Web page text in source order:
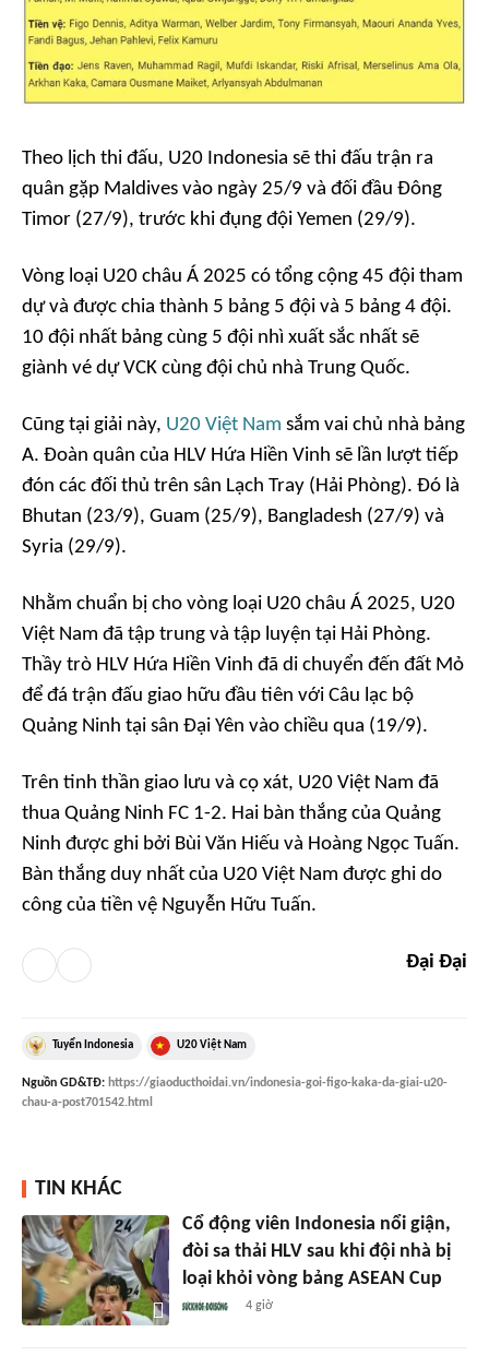
Theo lịch thi đấu, U20 Indonesia sẽ thi đấu trận ra
quân gặp Maldives vào ngày 25/9 và đối đầu Đông
Timor (27/9), trước khi đụng đội Yemen (29/9).
Vòng loại U20 châu Á 2025 có tổng cộng 45 đội tham
dự và được chia thành 5 bảng 5 đội và 5 bảng 4 đội.
10 đội nhất bảng cùng 5 đội nhì xuất sắc nhất sẽ
giành vé dự VCK cùng đội chủ nhà Trung Quốc.
Cũng tại giải này, U20 Việt Nam sắm vai chủ nhà bảng
A. Đoàn quân của HLV Hứa Hiền Vinh sẽ lần lượt tiếp
đón các đối thủ trên sân Lạch Tray (Hải Phòng). Đó là
Bhutan (23/9), Guam (25/9), Bangladesh (27/9) và
Syria (29/9).
Nhằm chuẩn bị cho vòng loại U20 châu Á 2025, U20
Việt Nam đã tập trung và tập luyện tại Hải Phòng.
Thầy trò HLV Hứa Hiền Vinh đã di chuyển đến đất Mỏ
để đá trận đấu giao hữu đầu tiên với Câu lạc bộ
Quảng Ninh tại sân Đại Yên vào chiều qua (19/9).
Trên tinh thần giao lưu và cọ xát, U20 Việt Nam đã
thua Quảng Ninh FC 1-2. Hai bàn thắng của Quảng
Ninh được ghi bởi Bùi Văn Hiếu và Hoàng Ngọc Tuấn.
Bàn thắng duy nhất của U20 Việt Nam được ghi do
công của tiền vệ Nguyễn Hữu Tuấn.
Đại Đại
Tuyển Indonesia U20 Việt Nam
Nguồn GD&TĐ: https://giaoducthoidai.vn/indonesia-goi-figo-kaka-da-giai-u20-
chau-a-post701542.html
TIN KHÁC
Cổ động viên Indonesia nổi giận,
đòi sa thải HLV sau khi đội nhà bị
loại khỏi vòng bảng ASEAN Cup
4 giờ